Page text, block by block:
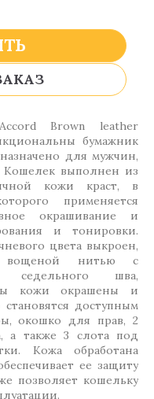
Вrown leather
бумажник
для мужчин,
Кошелек выполнен из
кожи краст, в
применяется
окрашивание и
и тонировки.
цвета выкроен,
вощеной нитью с
седельного шва,
кожи окрашены и
доступным
окошко для прав, 2
а также 3 слота под
Кожа обработана
ее защиту
позволяет кошельку